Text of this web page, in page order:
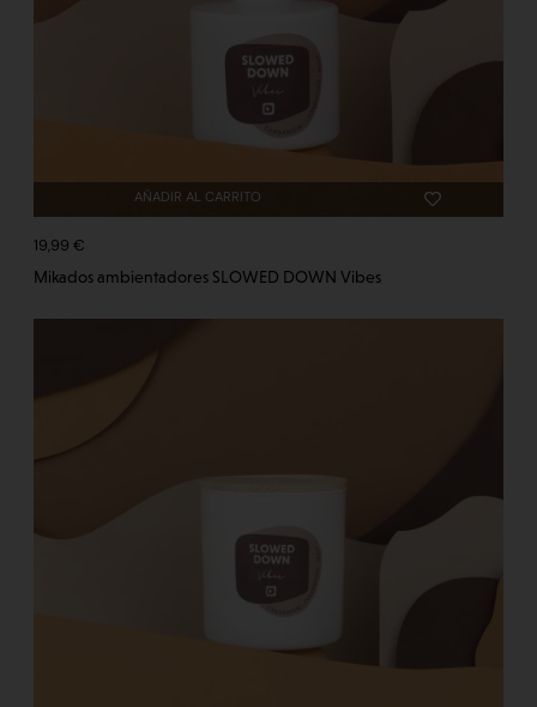
AÑADIR AL CARRITO
Mikados ambientadores SLOWED DOWN Vibes
19,99 €